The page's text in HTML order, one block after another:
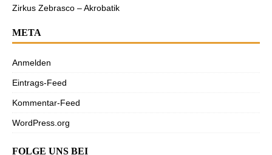
Zirkus Zebrasco – Akrobatik
META
Anmelden
Eintrags-Feed
Kommentar-Feed
WordPress.org
FOLGE UNS BEI